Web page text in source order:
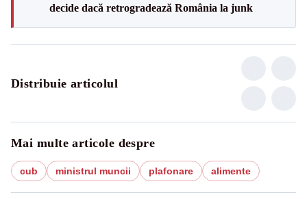
decide dacă retrogradează România la junk
Distribuie articolul
Mai multe articole despre
cub ministrul muncii plafonare alimente